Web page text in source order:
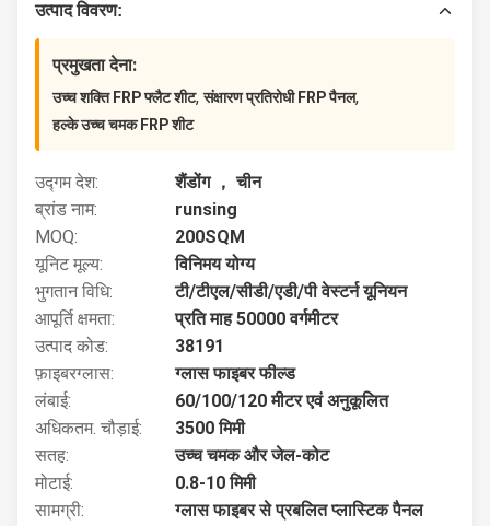
उत्पाद विवरण:
प्रमुखता देना:
उच्च शक्ति FRP फ्लैट शीट,संक्षारण प्रतिरोधी FRP पैनल,
हल्के उच्च चमक FRP शीट
उद्गम देश:
शैंडोंग ， चीन
ब्रांड नाम:
runsing
MOQ:
200SQM
यूनिट मूल्य:
विनिमय योग्य
भुगतान विधि:
टी/टीएल/सीडी/एडी/पी वेस्टर्न यूनियन
आपूर्ति क्षमता:
प्रति माह 50000 वर्गमीटर
उत्पाद कोड:
38191
फ़ाइबरग्लास:
ग्लास फाइबर फील्ड
लंबाई:
60/100/120 मीटर एवं अनुकूलित
अधिकतम. चौड़ाई:
3500 मिमी
सतह:
उच्च चमक और जेल-कोट
मोटाई:
0.8-10 मिमी
सामग्री:
ग्लास फाइबर से प्रबलित प्लास्टिक पैनल